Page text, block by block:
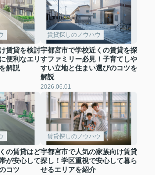
賃貸を検討
便利なエリ
解説
賃貸探しのノウハウ
宇都宮市で学校近くの賃貸を探
すファミリー必見！子育てしや
すい立地と住まい選びのコツを
解説
2026.06.01
の賃貸はど
が安心して
コツ
賃貸探しのノウハウ
宇都宮市で人気の家族向け賃貸
探し！学区重視で安心して暮ら
せるエリアを紹介